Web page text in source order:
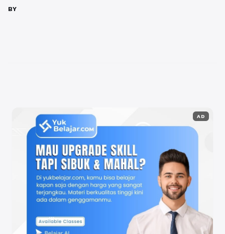
kemampuan fotografi
BY
AD